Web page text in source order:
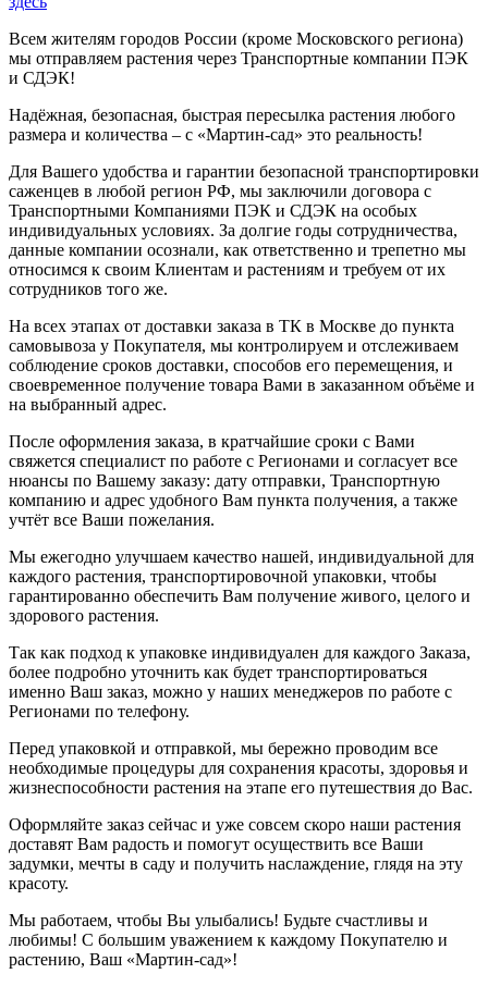
Всем жителям городов России (кроме Московского региона)
мы отправляем растения через Транспортные компании ПЭК
и СДЭК!
Надёжная, безопасная, быстрая пересылка растения любого
размера и количества – с «Мартин-сад» это реальность!
Для Вашего удобства и гарантии безопасной транспортировки
саженцев в любой регион РФ, мы заключили договора с
Транспортными Компаниями ПЭК и СДЭК на особых
индивидуальных условиях. За долгие годы сотрудничества,
данные компании осознали, как ответственно и трепетно мы
относимся к своим Клиентам и растениям и требуем от их
сотрудников того же.
На всех этапах от доставки заказа в ТК в Москве до пункта
самовывоза у Покупателя, мы контролируем и отслеживаем
соблюдение сроков доставки, способов его перемещения, и
своевременное получение товара Вами в заказанном объёме и
на выбранный адрес.
После оформления заказа, в кратчайшие сроки с Вами
свяжется специалист по работе с Регионами и согласует все
нюансы по Вашему заказу: дату отправки, Транспортную
компанию и адрес удобного Вам пункта получения, а также
учтёт все Ваши пожелания.
Мы ежегодно улучшаем качество нашей, индивидуальной для
каждого растения, транспортировочной упаковки, чтобы
гарантированно обеспечить Вам получение живого, целого и
здорового растения.
Так как подход к упаковке индивидуален для каждого Заказа,
более подробно уточнить как будет транспортироваться
именно Ваш заказ, можно у наших менеджеров по работе с
Регионами по телефону.
Перед упаковкой и отправкой, мы бережно проводим все
необходимые процедуры для сохранения красоты, здоровья и
жизнеспособности растения на этапе его путешествия до Вас.
Оформляйте заказ сейчас и уже совсем скоро наши растения
доставят Вам радость и помогут осуществить все Ваши
задумки, мечты в саду и получить наслаждение, глядя на эту
красоту.
Мы работаем, чтобы Вы улыбались! Будьте счастливы и
любимы! С большим уважением к каждому Покупателю и
растению, Ваш «Мартин-сад»!